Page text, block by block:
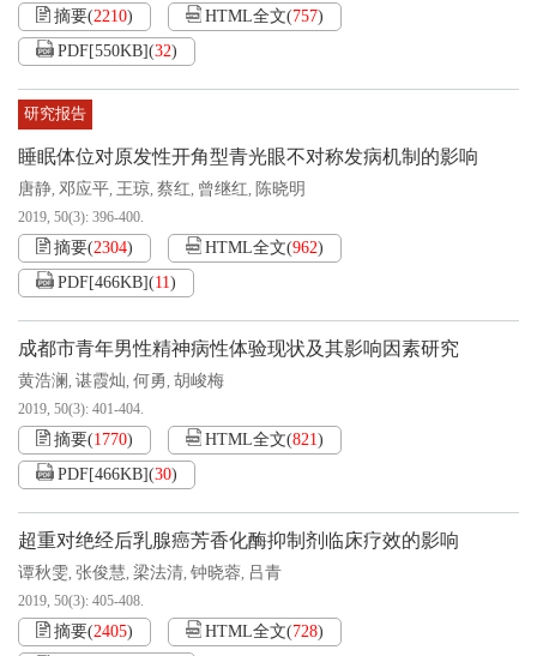
摘要(2210) HTML全文(757)
PDF[550KB](32)
研究报告
睡眠体位对原发性开角型青光眼不对称发病机制的影响
唐静, 邓应平, 王琼, 蔡红, 曾继红, 陈晓明
2019, 50(3): 396-400.
摘要(2304) HTML全文(962)
PDF[466KB](11)
成都市青年男性精神病性体验现状及其影响因素研究
黄浩澜, 谌霞灿, 何勇, 胡峻梅
2019, 50(3): 401-404.
摘要(1770) HTML全文(821)
PDF[466KB](30)
超重对绝经后乳腺癌芳香化酶抑制剂临床疗效的影响
谭秋雯, 张俊慧, 梁法清, 钟晓蓉, 吕青
2019, 50(3): 405-408.
摘要(2405) HTML全文(728)